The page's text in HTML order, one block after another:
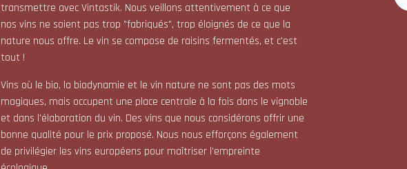
transmettre avec Vintastik. Nous veillons attentivement à ce que
nos vins ne soient pas trop "fabriqués", trop éloignés de ce que la
nature nous offre. Le vin se compose de raisins fermentés, et c'est
tout !
Vins où le bio, la biodynamie et le vin nature ne sont pas des mots
magiques, mais occupent une place centrale à la fois dans le vignoble
et dans l'élaboration du vin. Des vins que nous considérons offrir une
bonne qualité pour le prix proposé. Nous nous efforçons également
de privilégier les vins européens pour maîtriser l'empreinte